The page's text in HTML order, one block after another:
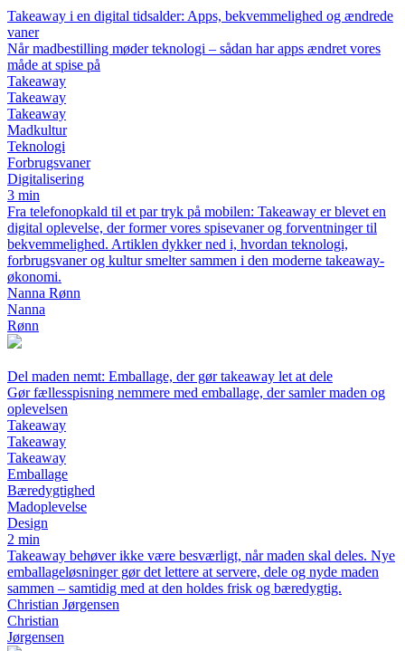
Takeaway i en digital tidsalder: Apps, bekvemmelighed og ændrede
vaner
Når madbestilling møder teknologi – sådan har apps ændret vores
måde at spise på
Takeaway
Takeaway
Takeaway
Madkultur
Teknologi
Forbrugsvaner
Digitalisering
3 min
Fra telefonopkald til et par tryk på mobilen: Takeaway er blevet en
digital oplevelse, der former vores spisevaner og forventninger til
bekvemmelighed. Artiklen dykker ned i, hvordan teknologi,
forbrugsvaner og kultur smelter sammen i den moderne takeaway-
økonomi.
Nanna Rønn
Nanna
Rønn
Del maden nemt: Emballage, der gør takeaway let at dele
Gør fællesspisning nemmere med emballage, der samler maden og
oplevelsen
Takeaway
Takeaway
Takeaway
Emballage
Bæredygtighed
Madoplevelse
Design
2 min
Takeaway behøver ikke være besværligt, når maden skal deles. Nye
emballageløsninger gør det lettere at servere, dele og nyde maden
sammen – samtidig med at den holdes frisk og bæredygtig.
Christian Jørgensen
Christian
Jørgensen